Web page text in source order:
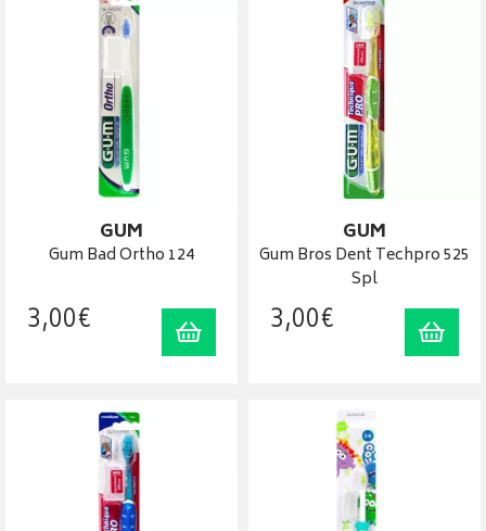
GUM
Gum Bad Ortho 124
3,00€ Ajouter au panier
GUM
Gum Bros Dent Techpro 525
Spl
3,00€